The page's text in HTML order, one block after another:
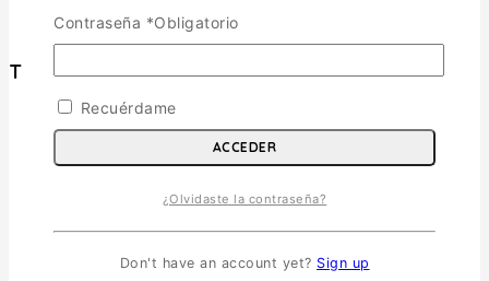
Términos y Condiciones
Tienda
Aviones TOGGLE CHILD MENU
Escala 1/48
Contraseña *Obligatorio
Recuérdame
ACCEDER
¿Olvidaste la contraseña?
Don't have an account yet? Sign up